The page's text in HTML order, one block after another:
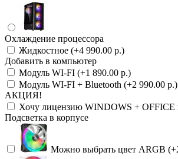
Охлаждение процессора
Жидкостное (+4 990.00 р.)
Добавить в компьютер
Модуль WI-FI (+1 890.00 р.)
Модуль WI-FI + Bluetooth (+2 990.00 р.)
АКЦИЯ!
Хочу лицензию WINDOWS + OFFICE
Подсветка в корпусе
Можно выбрать цвет ARGB